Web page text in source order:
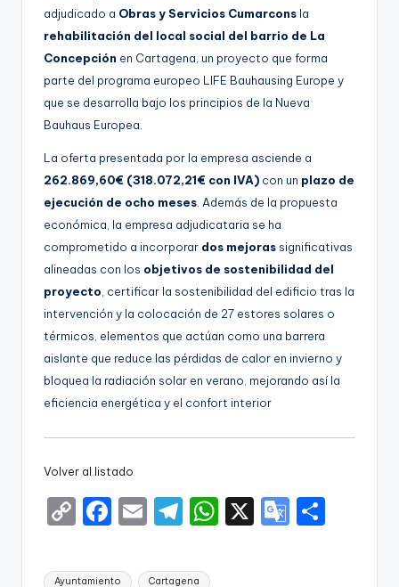
adjudicado a Obras y Servicios Cumarcons la
rehabilitación del local social del barrio de La
Concepción en Cartagena, un proyecto que forma
parte del programa europeo LIFE Bauhausing Europe y
que se desarrolla bajo los principios de la Nueva
Bauhaus Europea.
La oferta presentada por la empresa asciende a
262.869,60€ (318.072,21€ con IVA) con un plazo de
ejecución de ocho meses . Además de la propuesta
económica, la empresa adjudicataria se ha
comprometido a incorporar dos mejoras significativas
alineadas con los objetivos de sostenibilidad del
proyecto , certificar la sostenibilidad del edificio tras la
intervención y la colocación de 27 estores solares o
térmicos, elementos que actúan como una barrera
aislante que reduce las pérdidas de calor en invierno y
bloquea la radiación solar en verano, mejorando así la
eficiencia energética y el confort interior
Volver al listado
C
p
F
c
E
ai
T
e
W X
G
Etiquetas:
Ayuntamiento Cartagena